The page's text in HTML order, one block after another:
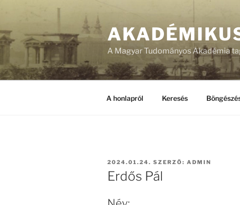
A Magyar Tudományos Akadémia
A honlapról Keresés
BEKÜLDVE:
2024.01.24. SZERZŐ: ADMIN
Erdős Pál